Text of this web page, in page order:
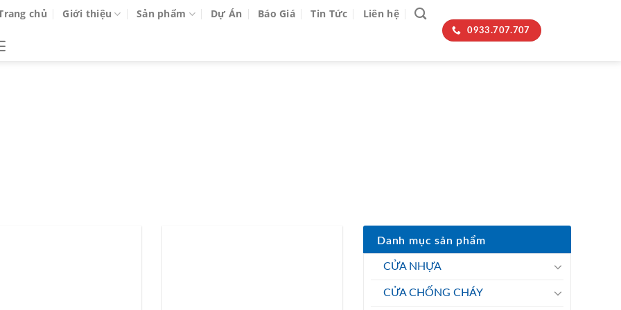
chủ Giới thiệu Sản phẩm Dự Án Báo Giá Tin Tức Liên hệ
0933.707.707
Danh mục sản phẩm
CỬA NHỰA
CỬA CHỐNG CHÁY